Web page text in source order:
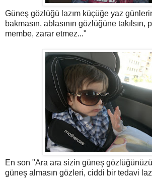
Güneş gözlüğü lazım küçüğe yaz
bakmasın, ablasının gözlüğüne takılsın,
membe, zarar etmez..."
En son "Ara ara sizin güneş
güneş almasın gözleri, ciddi bir tedavi